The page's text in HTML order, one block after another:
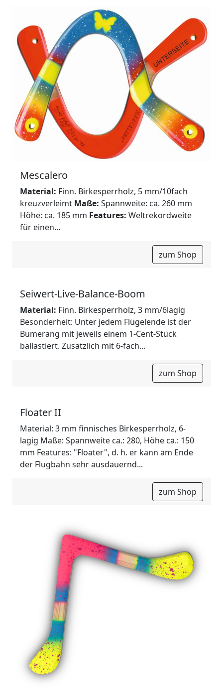
Mescalero
Material: Finn. Birkesperrholz, 5 mm/10fach
kreuzverleimt Maße: Spannweite: ca. 260 mm
Höhe: ca. 185 mm Features: Weltrekordweite
für einen...
zum Shop
Seiwert-Live-Balance-Boom
Material: Finn. Birkesperrholz, 3 mm/6lagig
Besonderheit: Unter jedem Flügelende ist der
Bumerang mit jeweils einem 1-Cent-Stück
ballastiert. Zusätzlich mit 6-fach...
zum Shop
Floater II
Material: 3 mm finnisches Birkesperrholz, 6-
lagig Maße: Spannweite ca.: 280, Höhe ca.: 150
mm Features: "Floater", d. h. er kann am Ende
der Flugbahn sehr ausdauernd...
zum Shop